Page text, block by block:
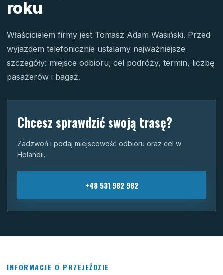
roku
Właścicielem firmy jest Tomasz Adam Wasiński. Przed
wyjazdem telefonicznie ustalamy najważniejsze
szczegóły: miejsce odbioru, cel podróży, termin, liczbę
pasażerów i bagaż.
Chcesz sprawdzić swoją trasę?
Zadzwoń i podaj miejscowość odbioru oraz cel w
Holandii.
+48 531 982 982
INFORMACJE O PRZEJEŹDZIE